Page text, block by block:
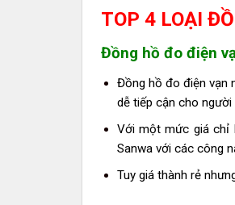
TOP 4 LOẠI
Đồng hồ đo điện
Đồng hồ đo điện vạn
dễ tiếp cận cho người
Với một mức giá chỉ
Sanwa với các công
Tuy giá thành rẻ